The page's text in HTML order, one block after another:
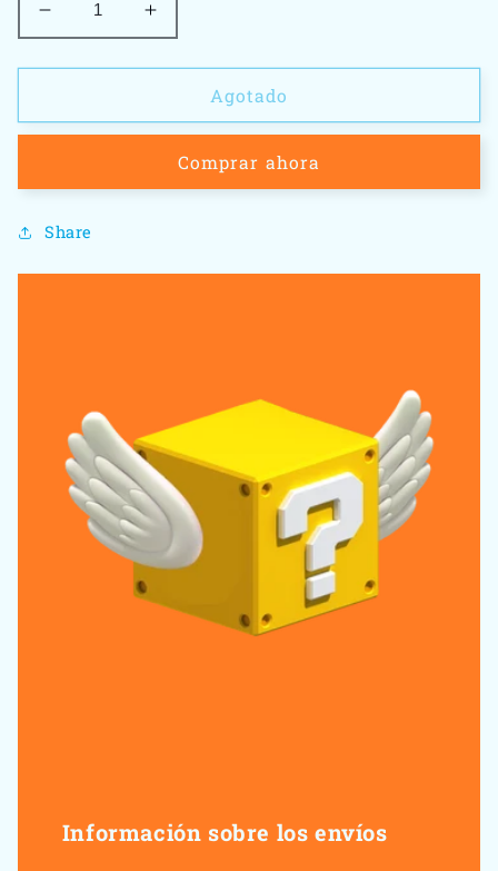
Reducir
cantidad
para
Of
War
-
4
Aumentar
cantidad
para
Of
War
Ragnarok
-
Agotado
Comprar ahora
Share
Información sobre los envíos